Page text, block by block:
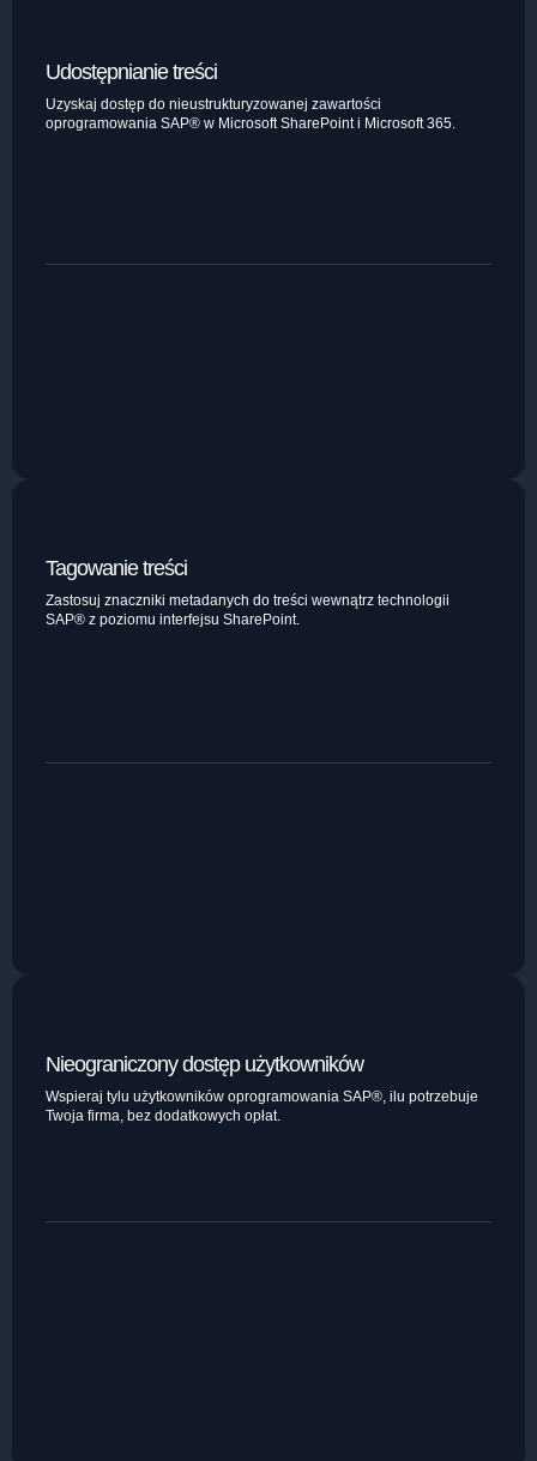
Udostępnianie treści
Uzyskaj dostęp do nieustrukturyzowanej zawartości
oprogramowania SAP® w Microsoft SharePoint i Microsoft 365.
Tagowanie treści
Zastosuj znaczniki metadanych do treści wewnątrz technologii
SAP® z poziomu interfejsu SharePoint.
Nieograniczony dostęp użytkowników
Wspieraj tylu użytkowników oprogramowania SAP®, ilu potrzebuje
Twoja firma, bez dodatkowych opłat.